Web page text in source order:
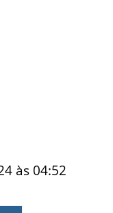
às 04:52